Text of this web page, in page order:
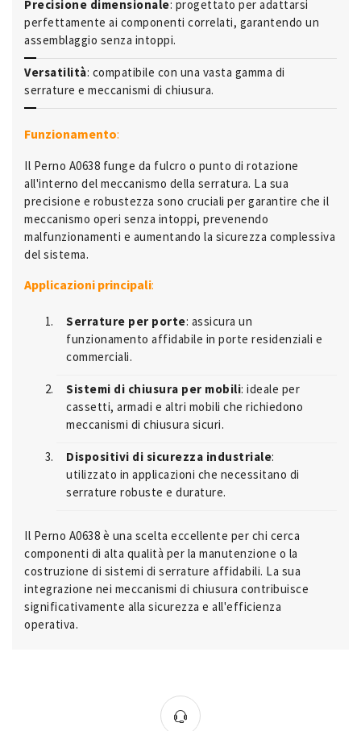
Precisione dimensionale: progettato per adattarsi
perfettamente ai componenti correlati, garantendo un
assemblaggio senza intoppi.
Versatilità: compatibile con una vasta gamma di
serrature e meccanismi di chiusura.
Funzionamento:
Il Perno A0638 funge da fulcro o punto di rotazione
all'interno del meccanismo della serratura. La sua
precisione e robustezza sono cruciali per garantire che il
meccanismo operi senza intoppi, prevenendo
malfunzionamenti e aumentando la sicurezza complessiva
del sistema.
Applicazioni principali:
Serrature per porte: assicura un
funzionamento affidabile in porte residenziali e
commerciali.
Sistemi di chiusura per mobili: ideale per
cassetti, armadi e altri mobili che richiedono
meccanismi di chiusura sicuri.
Dispositivi di sicurezza industriale:
utilizzato in applicazioni che necessitano di
serrature robuste e durature.
Il Perno A0638 è una scelta eccellente per chi cerca
componenti di alta qualità per la manutenzione o la
costruzione di sistemi di serrature affidabili. La sua
integrazione nei meccanismi di chiusura contribuisce
significativamente alla sicurezza e all'efficienza
operativa.